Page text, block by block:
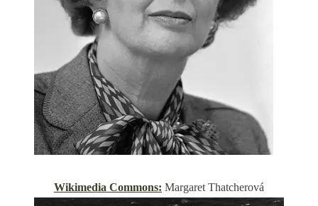
Wikimedia Commons: Margaret Thatcherová